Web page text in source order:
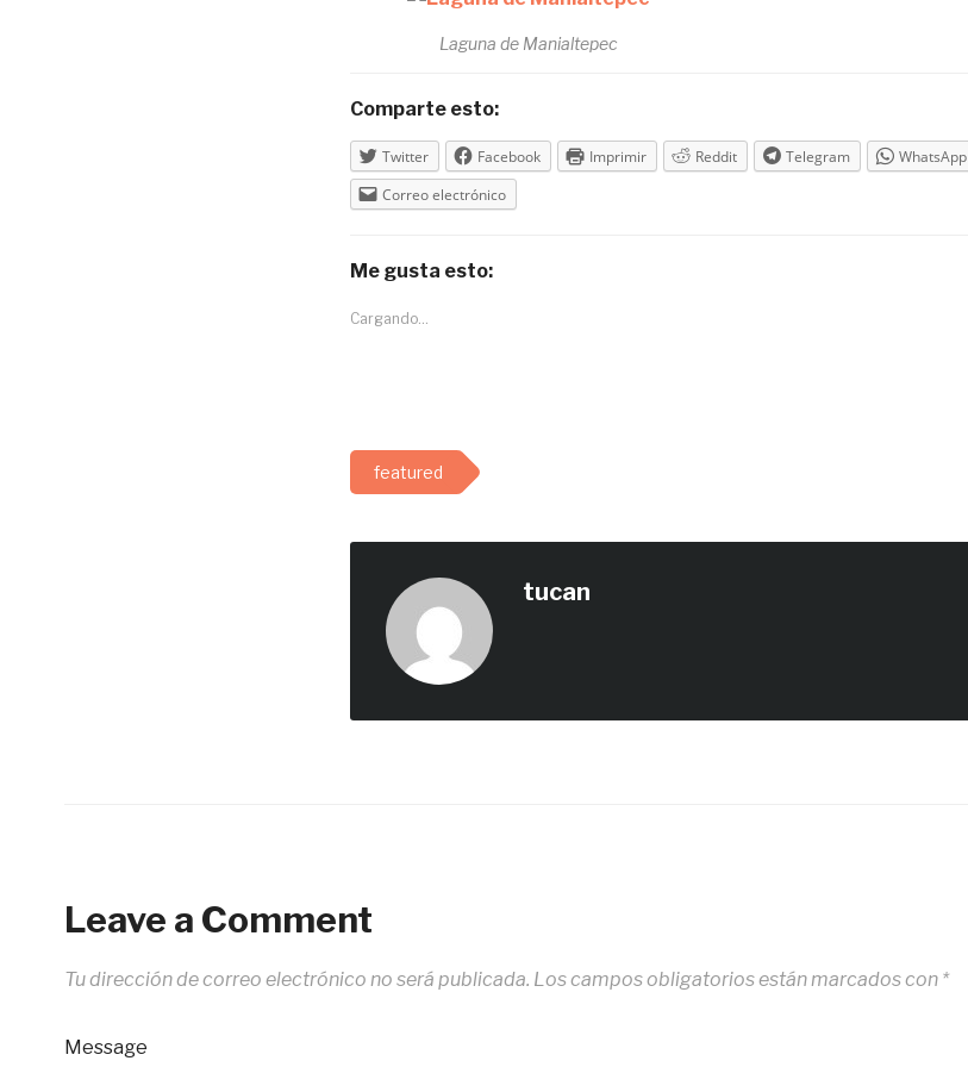
Laguna de Manialtepec
Comparte esto:
Twitter Facebook Imprimir Reddit Telegram
WhatsApp
Correo electrónico
Me gusta esto:
Cargando...
featured
tucan
Leave a Comment
Tu dirección de correo electrónico no será publicada. Los campos obligatorios están marcados con *
Message